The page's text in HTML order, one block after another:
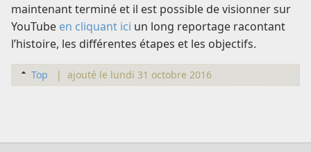
maintenant terminé et il est possible de visionner sur
YouTube en cliquant ici un long reportage racontant
l’histoire, les différentes étapes et les objectifs.
Top | ajouté le lundi 31 octobre 2016